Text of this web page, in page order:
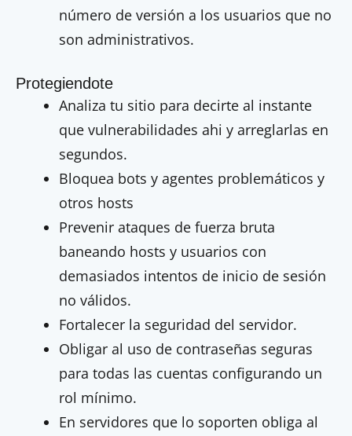
número de versión a los usuarios que no
son administrativos.
Protegiendote
Analiza tu sitio para decirte al instante
que vulnerabilidades ahi y arreglarlas en
segundos.
Bloquea bots y agentes problemáticos y
otros hosts
Prevenir ataques de fuerza bruta
baneando hosts y usuarios con
demasiados intentos de inicio de sesión
no válidos.
Fortalecer la seguridad del servidor.
Obligar al uso de contraseñas seguras
para todas las cuentas configurando un
rol mínimo.
En servidores que lo soporten obliga al